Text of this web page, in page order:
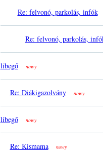
Re: felvonó, parkolás, infók
Re: felvonó, parkolás,
libegő nowy
Re: Diákigazolvány nowy
libegő nowy
Re: Kismama nowy